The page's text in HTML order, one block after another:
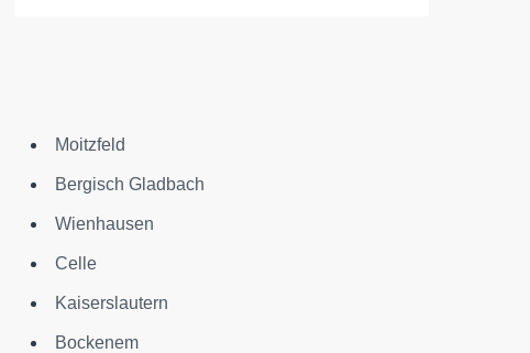
Moitzfeld
Bergisch Gladbach
Wienhausen
Celle
Kaiserslautern
Bockenem